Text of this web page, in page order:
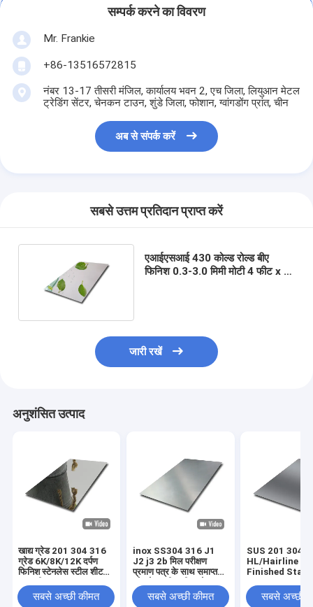
सम्पर्क करने का विवरण
Mr. Frankie
+86-13516572815
नंबर 13-17 तीसरी मंजिल, कार्यालय भवन 2, एच जिला, लियुआन मेटल
ट्रेडिंग सेंटर, चेनकन टाउन, शुंडे जिला, फोशान, ग्वांगडोंग प्रांत, चीन
अब से संपर्क करें
सबसे उत्तम प्रतिदान प्राप्त करें
एआईएसआई 430 कोल्ड रोल्ड बीए
फिनिश 0.3-3.0 मिमी मोटी 4 फीट x 8
जारी रखें
अनुशंसित उत्पाद
खाद्य ग्रेड 201 304 316
ग्रेड 6K/8K/12K दर्पण
फिनिश स्टेनलेस स्टील शीट
सबसे अच्छी कीमत
inox SS304 316 J1
J2 j3 2b मिल परीक्षण
प्रमाण पत्र के साथ समाप्त
सबसे अच्छी कीमत
SUS 201 304
HL/Hairline
Finished
टन चीन मेंसबसे अच्छी